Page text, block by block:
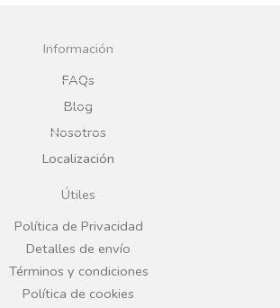
c
e
b
o
o
k
g
r
a
Información
FAQs
Blog
Nosotros
Localización
Útiles
Política de Privacidad
Detalles de envío
Términos y condiciones
Política de cookies